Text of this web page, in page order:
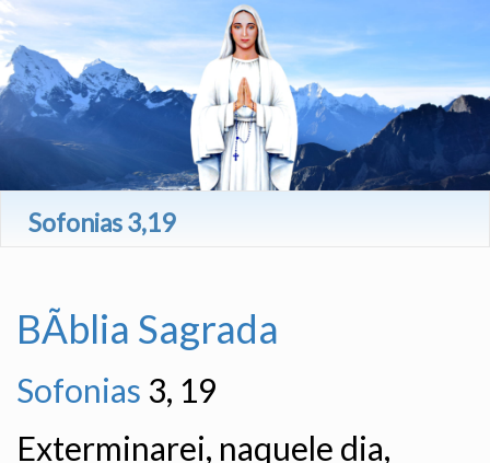
Sofonias 3,19
BÃ­blia Sagrada
Sofonias 3, 19
Exterminarei, naquele dia,